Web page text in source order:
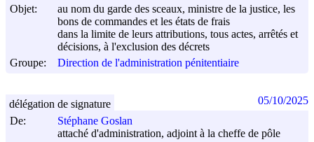
Objet:
au nom du garde des sceaux, ministre de la justice, les
bons de commandes et les états de frais
dans la limite de leurs attributions, tous actes, arrêtés et
décisions, à l'exclusion des décrets
Groupe:
Direction de l'administration pénitentiaire
De:
Stéphane Goslan
attaché d'administration, adjoint à la cheffe de pôle
délégation de signature 05/10/2025